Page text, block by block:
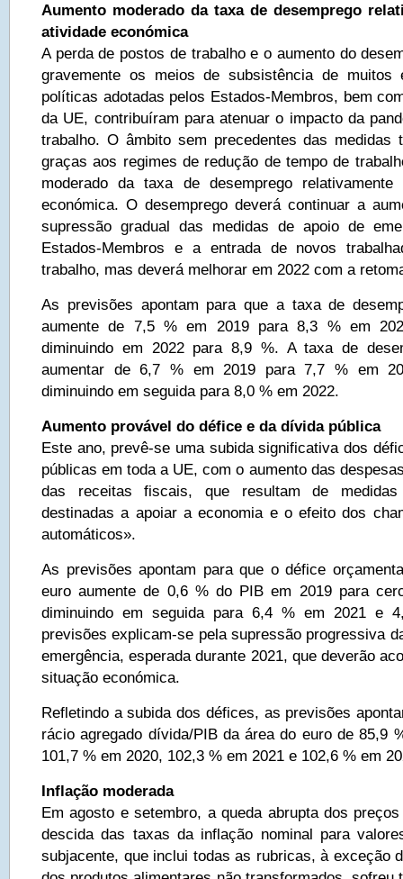
Aumento moderado da taxa de desemprego
atividade económica
A perda de postos de trabalho e o aumento do
gravemente os meios de subsistência de muitos
políticas adotadas pelos Estados-Membros, bem
da UE, contribuíram para atenuar o impacto da
trabalho. O âmbito sem precedentes das medidas
graças aos regimes de redução de tempo de
moderado da taxa de desemprego
económica. O desemprego deverá continuar a
supressão gradual das medidas de apoio de
Estados-Membros e a entrada de novos
trabalho, mas deverá melhorar em 2022 com a
As previsões apontam para que a taxa de
aumente de 7,5 % em 2019 para 8,3 % em
diminuindo em 2022 para 8,9 %. A taxa de
aumentar de 6,7 % em 2019 para 7,7 % em
diminuindo em seguida para 8,0 % em 2022.
Aumento provável do défice e da dívida pública
Este ano, prevê-se uma subida significativa dos
públicas em toda a UE, com o aumento das
das receitas fiscais, que resultam de medidas
destinadas a apoiar a economia e o efeito dos
automáticos».
As previsões apontam para que o défice
euro aumente de 0,6 % do PIB em 2019 para
diminuindo em seguida para 6,4 % em 2021 e
previsões explicam-se pela supressão progressiva
emergência, esperada durante 2021, que deverão
situação económica.
Refletindo a subida dos défices, as previsões
rácio agregado dívida/PIB da área do euro de 85,9
101,7 % em 2020, 102,3 % em 2021 e 102,6 % em
Inflação moderada
Em agosto e setembro, a queda abrupta dos
descida das taxas da inflação nominal para
subjacente, que inclui todas as rubricas, à exceção